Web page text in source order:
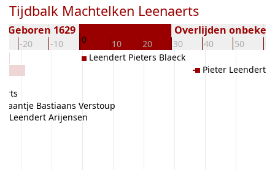
Tijdbalk Machtelken Leenaerts
-20 -10 0 10 20 30 40 50
Geboren 1629 Overlijden
Bastiaans Verstoup
Leendert Arijensen
Leendert Pieters Blaeck
Pieter Leenderts